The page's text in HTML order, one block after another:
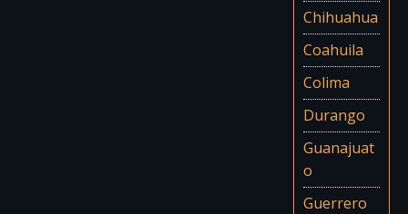
Chihuahua
Coahuila
Colima
Durango
Guanajuat
o
Guerrero